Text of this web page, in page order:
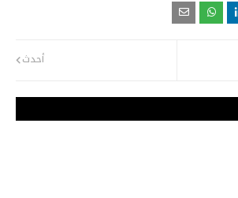
أحدث